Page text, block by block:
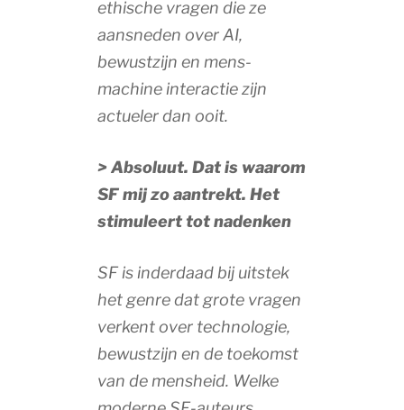
ethische vragen die ze
aansneden over AI,
bewustzijn en mens-
machine interactie zijn
actueler dan ooit.
> Absoluut. Dat is waarom
SF mij zo aantrekt. Het
stimuleert tot nadenken
SF is inderdaad bij uitstek
het genre dat grote vragen
verkent over technologie,
bewustzijn en de toekomst
van de mensheid. Welke